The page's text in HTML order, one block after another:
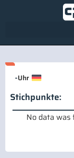
-Uhr
Stichpunkte:
No data was